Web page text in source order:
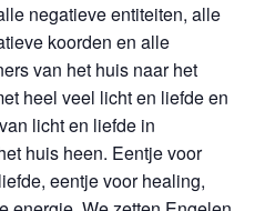
negatieve entiteiten, alle
koorden en alle
van het huis naar het
heel veel licht en liefde en
licht en liefde in
huis heen. Eentje voor
eentje voor healing,